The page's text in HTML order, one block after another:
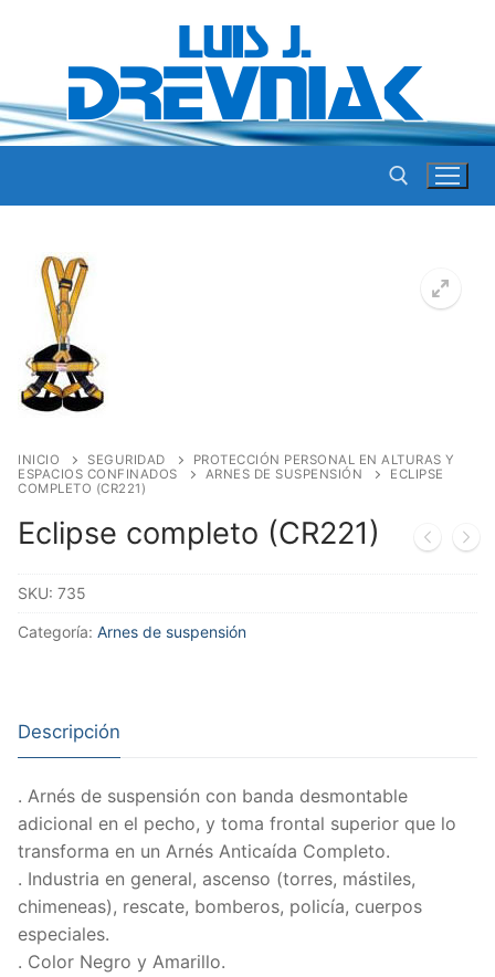
contenido
INICIO SEGURIDAD
PROTECCIÓN PERSONAL EN ALTURAS Y
ESPACIOS CONFINADOS
ARNES DE SUSPENSIÓN
ECLIPSE
COMPLETO (CR221)
Eclipse completo (CR221)
SKU: 735
Categoría: Arnes de suspensión
Descripción
. Arnés de suspensión con banda desmontable
adicional en el pecho, y toma frontal superior que lo
transforma en un Arnés Anticaída Completo.
. Industria en general, ascenso (torres, mástiles,
chimeneas), rescate, bomberos, policía, cuerpos
especiales.
. Color Negro y Amarillo.